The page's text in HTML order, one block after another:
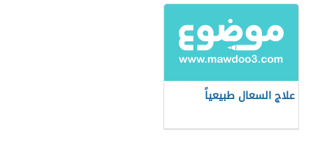
علاج السعال طبيعياً